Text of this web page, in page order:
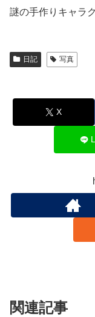
謎の手作りキャラ
日記 写真
X
関連記事